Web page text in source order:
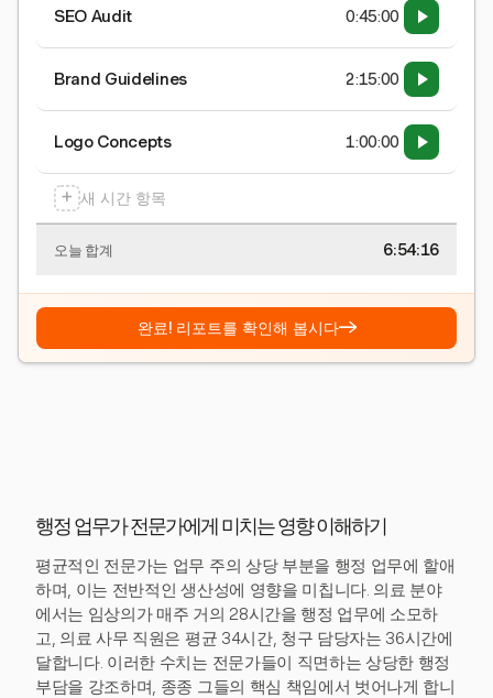
SEO Audit 0:45:00
Brand Guidelines 2:15:00
Logo Concepts 1:00:00
+ 새 시간 항목
오늘 합계 6:54:17
완료! 리포트를 확인해 봅시다→
행정 업무가 전문가에게 미치는 영향 이해하기
평균적인 전문가는 업무 주의 상당 부분을 행정 업무에 할애
하며, 이는 전반적인 생산성에 영향을 미칩니다. 의료 분야
에서는 임상의가 매주 거의 28시간을 행정 업무에 소모하
고, 의료 사무 직원은 평균 34시간, 청구 담당자는 36시간에
달합니다. 이러한 수치는 전문가들이 직면하는 상당한 행정
부담을 강조하며, 종종 그들의 핵심 책임에서 벗어나게 합니